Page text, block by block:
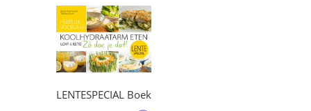
LENTESPECIAL Boek